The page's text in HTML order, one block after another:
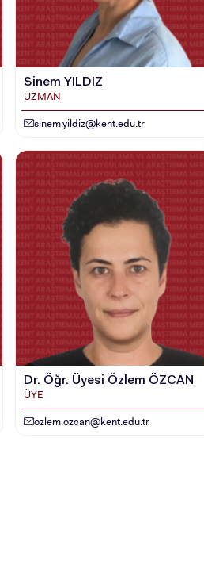
ÖĞRENCİ
Sinem YILDIZ
UZMAN
sinem.yildiz@kent.edu.tr
Dr. Öğr. Üyesi Özlem ÖZCAN
ÜYE
ozlem.ozcan@kent.edu.tr